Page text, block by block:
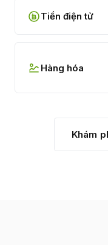
Tiền điện tử
Hàng hóa
Khám